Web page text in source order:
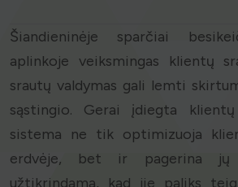
Šiandieninėje sparčiai
aplinkoje veiksmingas klientų
srautų valdymas gali lemti
sąstingio. Gerai įdiegta
sistema ne tik optimizuoja
erdvėje, bet ir pagerina jų
užtikrindama, kad jie paliks